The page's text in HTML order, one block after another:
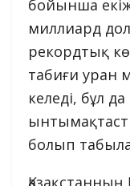
бойынша
миллиард
рекордтық
табиғи уран
келеді, бұл
болып